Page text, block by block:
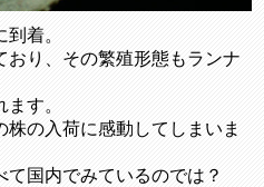
着。
り、その繁殖形態もランナ
す。
の入荷に感動してしまいま
て国内でみているのでは？